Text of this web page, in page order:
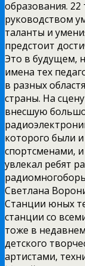
образования.
руководством
таланты и
предстоит
Это в будущем,
имена тех
в разных
страны. На
внесшую
которого были
спортсменами,
увлекал ребят
Светлана
Станции юных
станции со
тоже в
детского
артистами,